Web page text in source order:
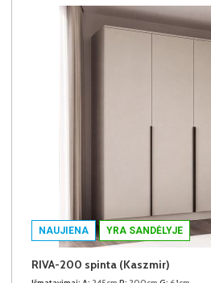
NAUJIENA YRA SANDĖLYJE
RIVA-200 spinta (Kaszmir)